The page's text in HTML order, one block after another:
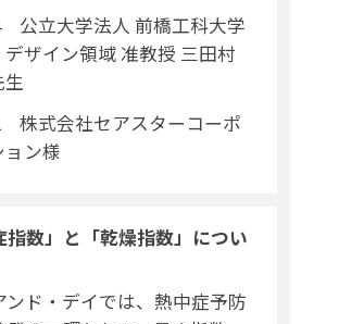
公立大学法人 前橋工科大学
デザイン領域 准教授 三田村
生
株式会社セアスターコーポ
ョン様
指数」と「乾燥指数」につい
ンド・デイでは、熱中症予防